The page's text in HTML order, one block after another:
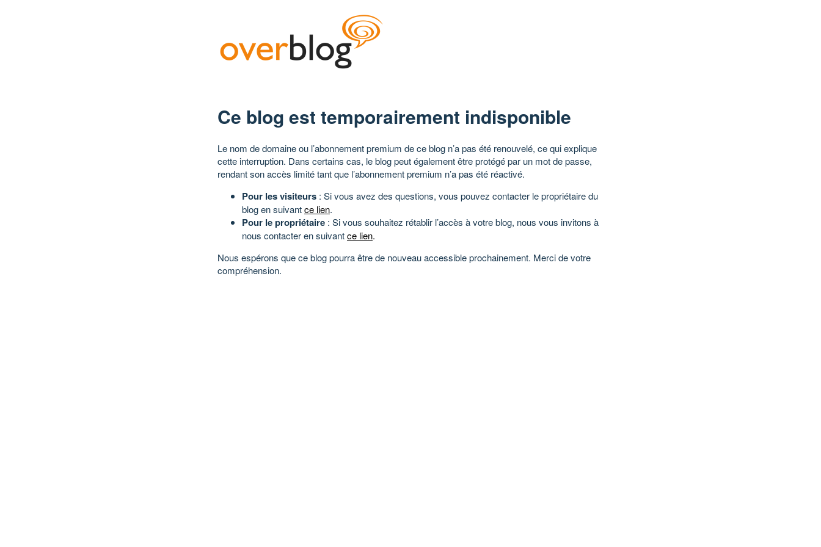
Ce blog est temporairement indisponible
Le nom de domaine ou l’abonnement premium de ce blog n’a pas été renouvelé, ce qui explique
cette interruption. Dans certains cas, le blog peut également être protégé par un mot de passe,
rendant son accès limité tant que l’abonnement premium n’a pas été réactivé.
Pour les visiteurs : Si vous avez des questions, vous pouvez contacter le propriétaire du
blog en suivantce lien.
Pour le propriétaire : Si vous souhaitez rétablir l’accès à votre blog, nous vous invitons à
nous contacter en suivantce lien.
Nous espérons que ce blog pourra être de nouveau accessible prochainement. Merci de votre
compréhension.